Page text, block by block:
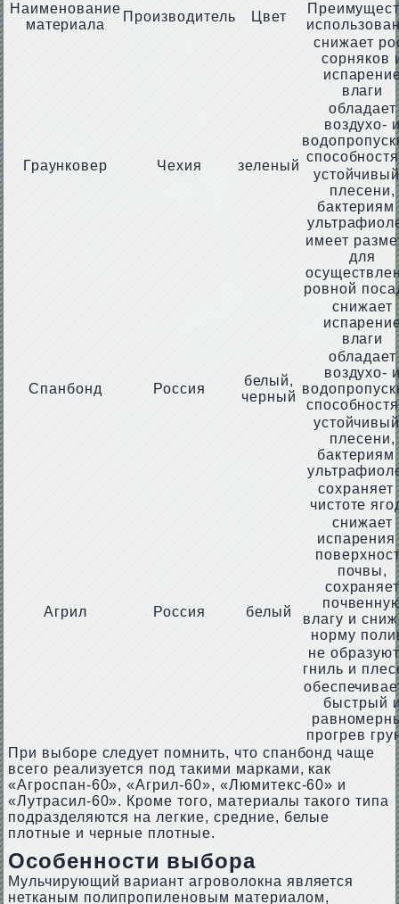
Наименование
материала
Производитель Цвет
Граунковер Чехия зеленый
снижает
сорняков
влаги
обладает
воздухо-
плесени,
бактериям
имеет
для
ровной
Спанбонд Россия
белый,
черный
снижает
влаги
обладает
воздухо-
плесени,
бактериям
Агрил Россия белый
сохраняет
чистоте
снижает
испарения
почвы,
влагу и
норму
не
гниль и
быстрый
прогрев
При выборе следует помнить, что спанбонд чаще
всего реализуется под такими марками, как
«Агроспан-60», «Агрил-60», «Люмитекс-60» и
«Лутрасил-60». Кроме того, материалы такого типа
подразделяются на легкие, средние, белые
плотные и черные плотные.
Особенности выбора
Мульчирующий вариант агроволокна является
нетканым полипропиленовым материалом,